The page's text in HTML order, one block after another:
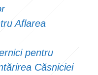
Aflarea
pentru
Căsniciei